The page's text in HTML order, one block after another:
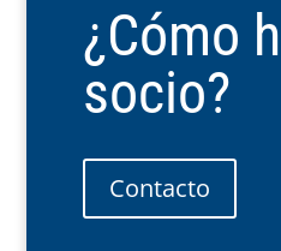
¿Cómo
socio?
Contacto